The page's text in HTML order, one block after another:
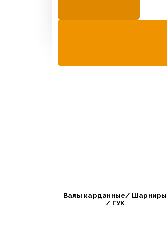
Валы карданные/ Шарниры
/ ГУК